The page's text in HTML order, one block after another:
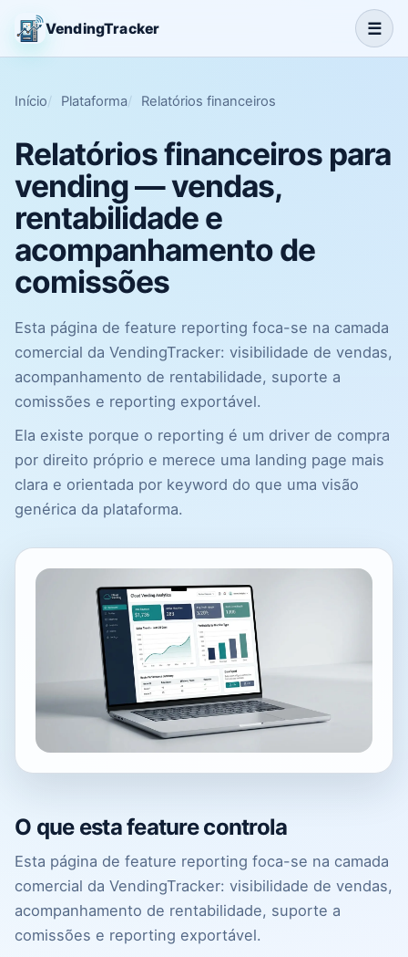
VendingTracker ☰
Início Plataforma Relatórios financeiros
Relatórios financeiros para
vending — vendas,
rentabilidade e
acompanhamento de
comissões
Esta página de feature reporting foca-se na camada
comercial da VendingTracker: visibilidade de vendas,
acompanhamento de rentabilidade, suporte a
comissões e reporting exportável.
Ela existe porque o reporting é um driver de compra
por direito próprio e merece uma landing page mais
clara e orientada por keyword do que uma visão
genérica da plataforma.
O que esta feature controla
Esta página de feature reporting foca-se na camada
comercial da VendingTracker: visibilidade de vendas,
acompanhamento de rentabilidade, suporte a
comissões e reporting exportável.